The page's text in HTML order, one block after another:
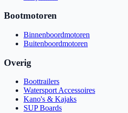
Bootmotoren
Binnenboordmotoren
Buitenboordmotoren
Overig
Boottrailers
Watersport Accessoires
Kano's & Kajaks
SUP Boards